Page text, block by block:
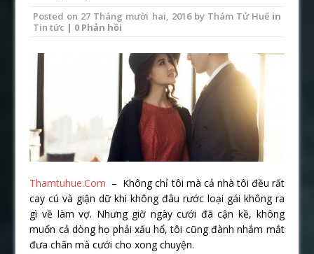
Posted on 27 Tháng mười hai, 2016by Thám Tử Huếin
Tin tức | 0 Phản hồi
Thamtuhue.Com – Không chỉ tôi mà cả nhà tôi đều rất
cay cú và giận dữ khi không đâu rước loại gái không ra
gì về làm vợ. Nhưng giờ ngày cưới đã cận kề, không
muốn cả dòng họ phải xấu hổ, tôi cũng đành nhắm mắt
đưa chân mà cưới cho xong chuyện.